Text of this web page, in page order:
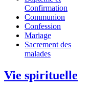
Confirmation
Communion
Confession
Mariage
Sacrement des
malades
Vie spirituelle